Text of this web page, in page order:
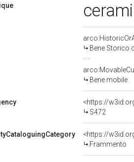
Bene Storico
Bene mobile
<https://
S472
<https://
Frammento